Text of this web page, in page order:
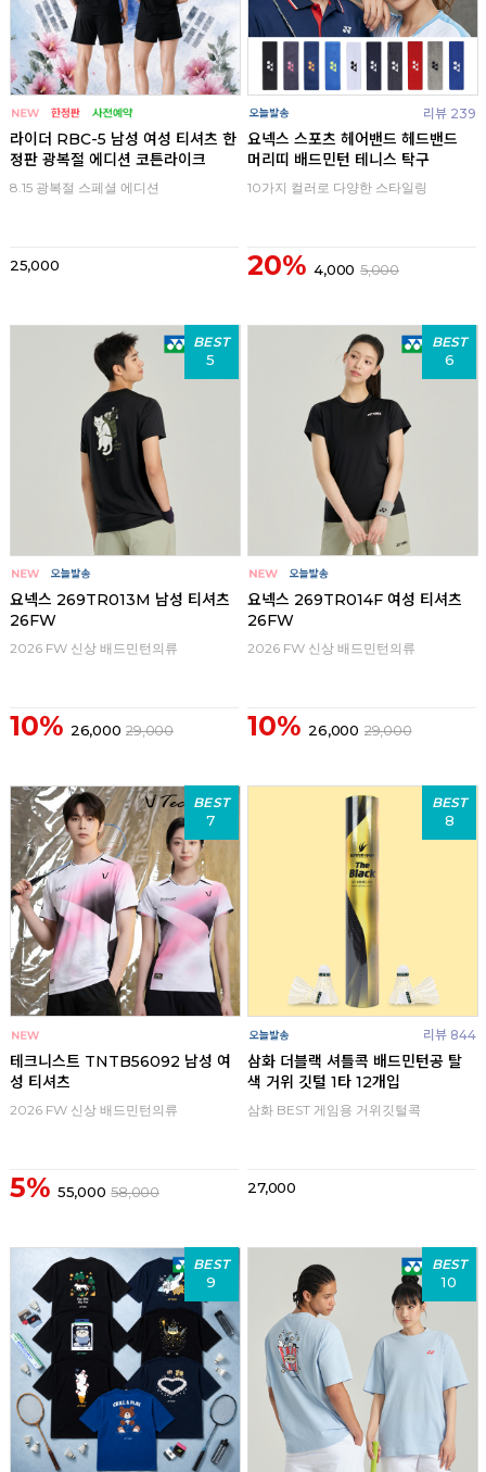
라이더 RBC-5 남성 여성 티셔츠 한
정판 광복절 에디션 코튼라이크
8.15 광복절 스페셜 에디션
25,000
리뷰 239
요넥스 스포츠 헤어밴드 헤드밴드
머리띠 배드민턴 테니스 탁구
10가지 컬러로 다양한 스타일링
20% 4,000 5,000
BEST
5
요넥스 269TR013M 남성 티셔츠
26FW
2026 FW 신상 배드민턴의류
10% 26,000 29,000
BEST
6
요넥스 269TR014F 여성 티셔츠
26FW
2026 FW 신상 배드민턴의류
10% 26,000 29,000
BEST
7
테크니스트 TNTB56092 남성 여
성 티셔츠
2026 FW 신상 배드민턴의류
5% 55,000 58,000
BEST
8
리뷰 844
삼화 더블랙 셔틀콕 배드민턴공 탈
색 거위 깃털 1타 12개입
삼화 BEST 게임용 거위깃털콕
27,000
BEST
9
BEST
10